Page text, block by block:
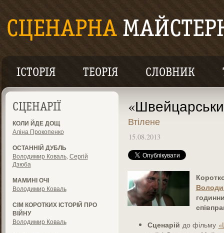
ІСТОРІЯ ТЕОРІЯ СЛОВНИК
СЦЕНАРІЇ
КОЛИ ЙДЕ ДОЩ
Аліна Прокопенко
ОСТАННІЙ ДУБЛЬ
Володимир Коваль, Сергій
Дзюба
МАМИНІ ОЧІ
Володимир Коваль
СІМ КОРОТКИХ ІСТОРІЙ ПРО
ВІЙНУ
Володимир Коваль
Втілене
15.08.2013
Сценарій до фільму